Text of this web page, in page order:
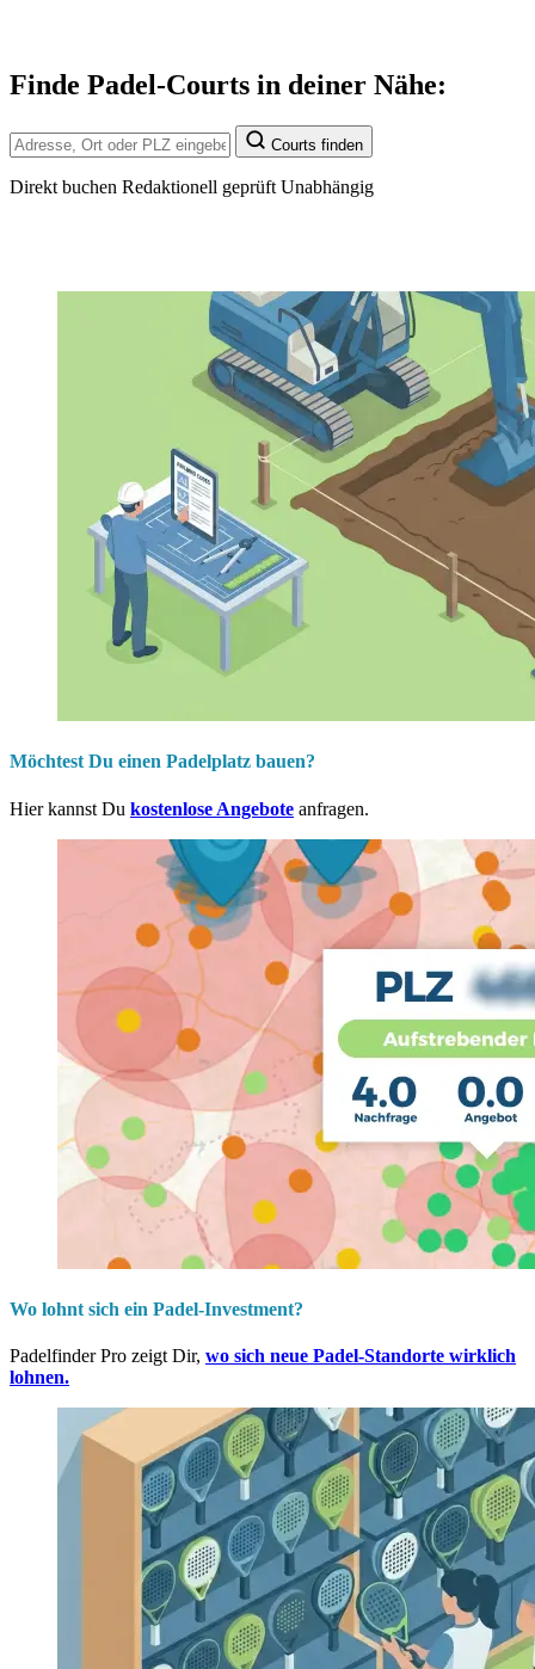
Finde Padel-Courts in deiner Nähe:
Courts finden
Direkt buchen Redaktionell geprüft Unabhängig
Möchtest Du einen Padelplatz bauen?
Hier kannst Du kostenlose Angebote anfragen.
Wo lohnt sich ein Padel-Investment?
Padelfinder Pro zeigt Dir, wo sich neue Padel-Standorte wirklich
lohnen.